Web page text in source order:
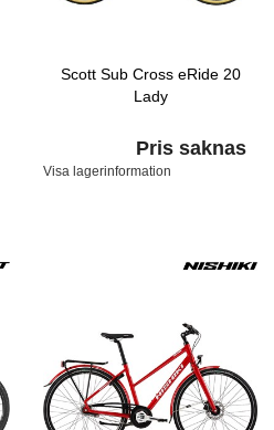
Scott Sub Cross eRide 20
Lady
Pris saknas
Visa lagerinformation